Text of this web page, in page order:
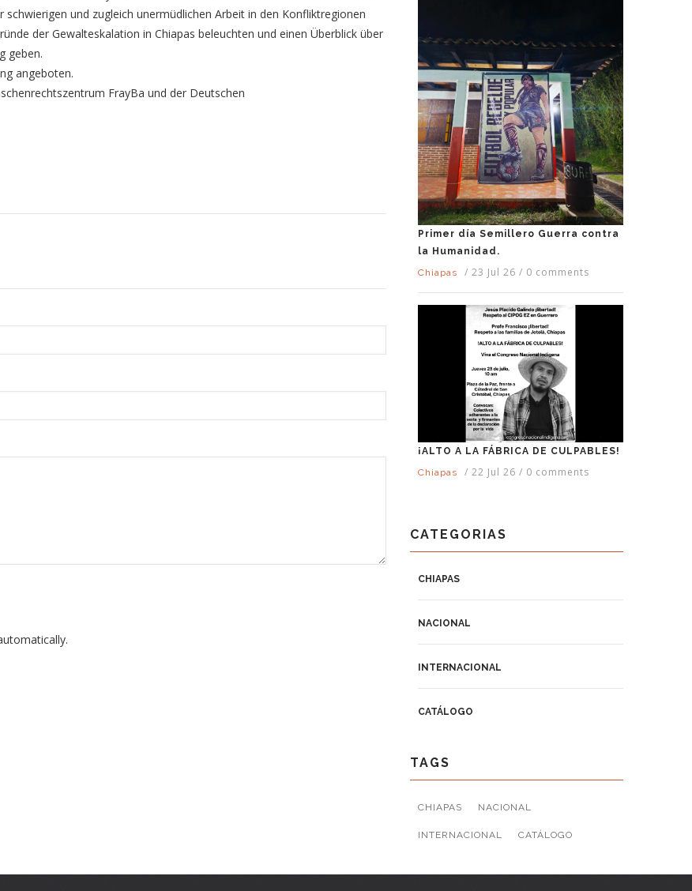
und zugleich unermüdlichen Arbeit in den Konfliktregionen
der Gewalteskalation in Chiapas beleuchten und einen Überblick über
geben.
angeboten.
FrayBa und der Deutschen
Primer día Semillero Guerra contra
la Humanidad.
Chiapas
/ 23 Jul 26 / 0 comments
¡ALTO A LA FÁBRICA DE CULPABLES!
Chiapas
/ 22 Jul 26 / 0 comments
CATEGORIAS
CHIAPAS
NACIONAL
INTERNACIONAL
CATÁLOGO
TAGS
CHIAPAS NACIONAL
INTERNACIONAL CATÁLOGO